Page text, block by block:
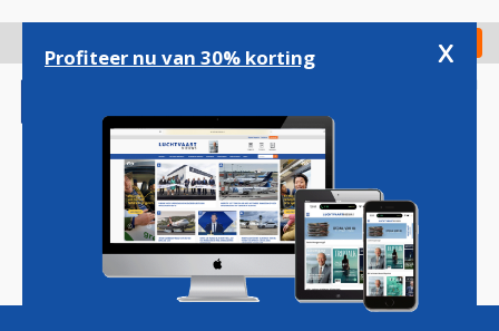
gaan
Check in
Magazine Podcasts Vacatures
Profiteer nu van 30% korting x